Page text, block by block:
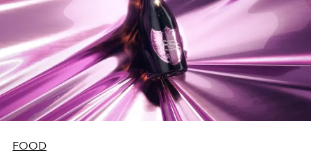
FOOD